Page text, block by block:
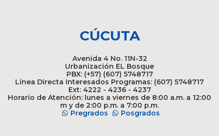
CÚCUTA
Avenida 4 No. 11N-32
Urbanización EL Bosque
PBX: (+57) (607) 5748717
Línea Directa Interesados Programas: (607) 5748717
Ext: 4222 - 4236 - 4237
Horario de Atención: lunes a viernes de 8:00 a.m. a 12:00
m y de 2:00 p.m. a 7:00 p.m.
Pregrados
Posgrados